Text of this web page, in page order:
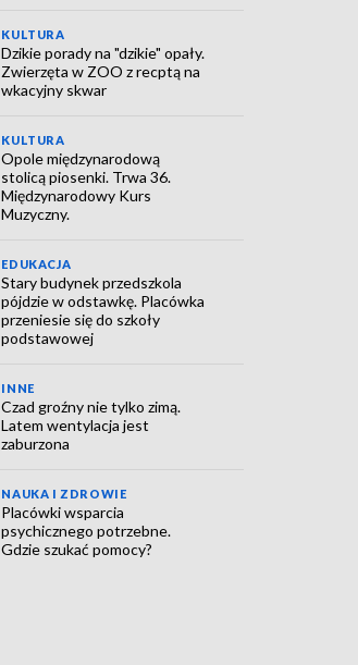
KULTURA
Dzikie porady na "dzikie" opały.
Zwierzęta w ZOO z recptą na
wkacyjny skwar
KULTURA
Opole międzynarodową
stolicą piosenki. Trwa 36.
Międzynarodowy Kurs
Muzyczny.
EDUKACJA
Stary budynek przedszkola
pójdzie w odstawkę. Placówka
przeniesie się do szkoły
podstawowej
INNE
Czad groźny nie tylko zimą.
Latem wentylacja jest
zaburzona
NAUKA I ZDROWIE
Placówki wsparcia
psychicznego potrzebne.
Gdzie szukać pomocy?